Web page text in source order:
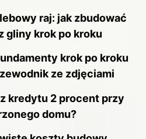
raj: jak zbudować
gliny krok po kroku
krok po kroku
ze zdjęciami
kredytu 2 procent przy
domu?